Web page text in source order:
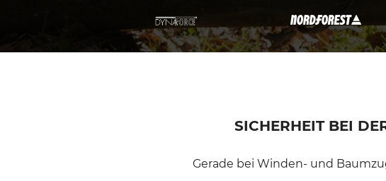
SICHERHEIT BEI
Gerade bei Winden- und